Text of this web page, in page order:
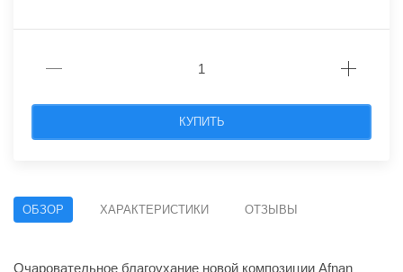
КУПИТЬ
ОБЗОР ХАРАКТЕРИСТИКИ ОТЗЫВЫ
Очаровательное благоухание новой композиции Afnan